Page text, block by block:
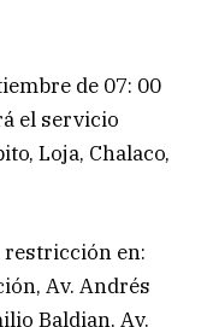
de 07: 00
el servicio
Loja, Chalaco,
restricción en:
Av. Andrés
Baldian, Av.